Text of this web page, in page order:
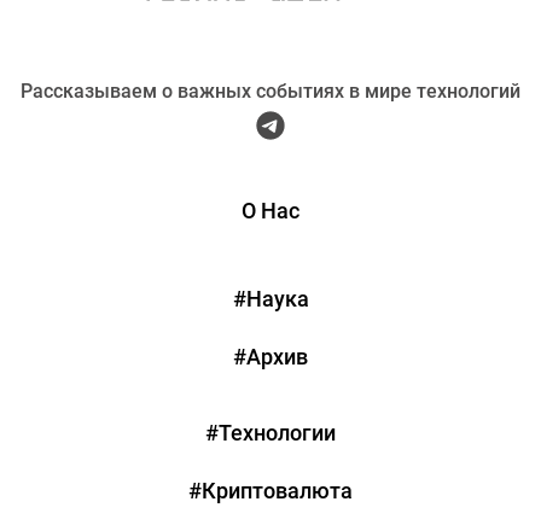
Рассказываем о важных событиях в мире технологий
О Нас
#Наука
#Архив
#Технологии
#Криптовалюта